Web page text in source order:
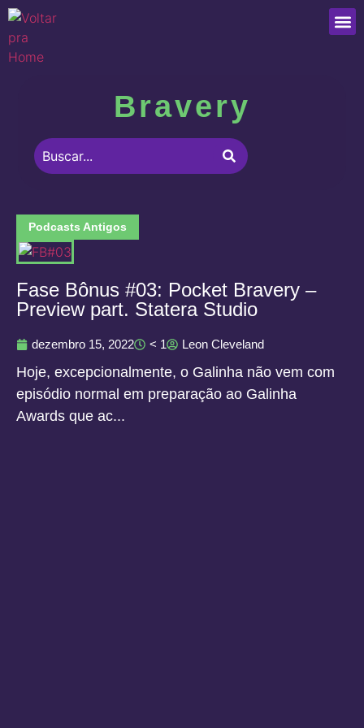
Bravery
Podcasts Antigos
Fase Bônus #03: Pocket Bravery –
Preview part. Statera Studio
dezembro 15, 2022 < 1 Leon Cleveland
Hoje, excepcionalmente, o Galinha não vem com
episódio normal em preparação ao Galinha
Awards que ac...